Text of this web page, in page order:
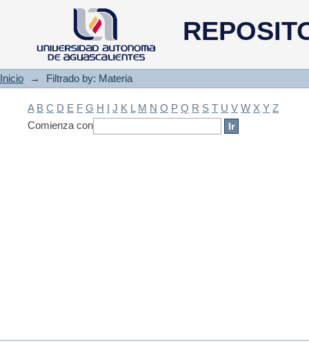
Filtrado by: Materia
Inicio → Filtrado by: Materia
A B C D E F G H I J K L M N O P Q R S T U V W X Y Z
Comienza con